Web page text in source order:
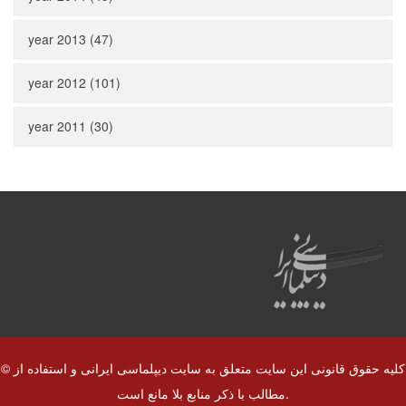
year 2013 (47)
year 2012 (101)
year 2011 (30)
© کلیه حقوق قانونی این سایت متعلق به سایت دیپلماسی ایرانی و استفاده از
مطالب با ذکر منابع بلا مانع است.